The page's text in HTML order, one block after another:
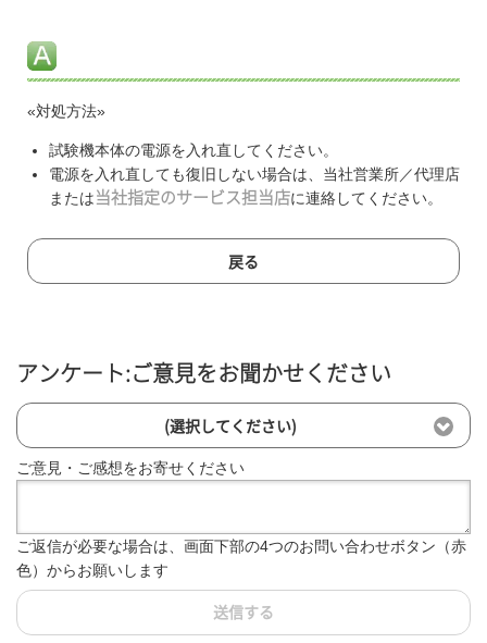
«対処方法»
試験機本体の電源を入れ直してください。
電源を入れ直しても復旧しない場合は、当社営業所／代理店
または 当社指定のサービス担当店に連絡してください。
戻る
アンケート:ご意見をお聞かせください
(選択してください)
ご意見・ご感想をお寄せください
ご返信が必要な場合は、画面下部の4つのお問い合わせボタン（赤
色）からお願いします
送信する